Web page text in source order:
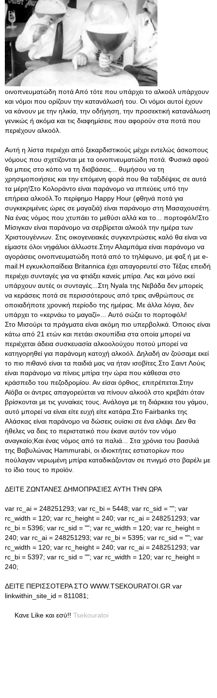
οινοπνευματώδη ποτά Από τότε που υπάρχει το αλκοόλ υπάρχουν
και νόμοι που ορίζουν την κατανάλωσή του. Οι νόμοι αυτοί έχουν
να κάνουν με την ηλικία, την οδήγηση, την προσεκτική κατανάλωση
γενικώς ή ακόμα και τις διαφημίσεις που αφορούν στα ποτά που
περιέχουν αλκοόλ.
Αυτή η λίστα περιέχει από ξεκαρδιστικούς μέχρι εντελώς άσκοπους
νόμους που σχετίζονται με τα οινοπνευματώδη ποτά. Φυσικά αφού
θα μπεις στο κόπο να τη διαβάσεις... θυμήσου να τη
χρησιμοποιήσεις και την επόμενη φορά που θα ταξιδέψεις σε αυτά
τα μέρη!Στο Κολοράντο είναι παράνομο να ιππεύεις υπό την
επήρεια αλκοόλ.Το περίφημο Happy Hour (φθηνά ποτά για
συγκεκριμένες ώρες σε μαγαζιά) είναι παράνομο στη Μασαχουσέτη.
Να ένας νόμος που χτυπάει το μεθύσι αλλά και το... πορτοφόλι!Στο
Μίσιγκαν είναι παράνομο να σερβίρεται αλκοόλ την ημέρα των
Χριστουγέννων. Στις οικογενειακές συγκεντρώσεις καλό θα είναι να
είμαστε όλοι νηφάλιοι άλλωστε.Στην Αλαμπάμα είναι παράνομο να
αγοράσεις οινοπνευματώδη ποτά από το τηλέφωνο, με φαξ ή με e-
mail.Η εγκυκλοπαίδεια Britannica έχει απαγορευτεί στο Τέξας επειδή
περιέχει συνταγές για να φτιάξει κανείς μπίρα . Λες και μόνο εκεί
υπάρχουν αυτές οι συνταγές...Στη Nyala της Νεβάδα δεν μπορείς
να κεράσεις ποτά σε περισσότερους από τρεις ανθρώπους σε
οποιαδήποτε χρονική περίοδο της ημέρας. Με άλλα λόγια, δεν
υπάρχει το «κερνάω το μαγαζί»... Αυτό σώζει το πορτοφόλι!
Στο Μισούρι τα πράγματα είναι ακόμη πιο υπερβολικά. Όποιος είναι
κάτω από 21 ετών και πετάει σκουπίδια στα οποία μπορεί να
περιέχεται άδεια συσκευασία αλκοολούχου ποτού μπορεί να
κατηγορηθεί για παράνομη κατοχή αλκοόλ. Δηλαδή αν ζούσαμε εκεί
το πιο πιθανό είναι τα παιδιά μας να ήταν ισοβίτες.Στο Σαιντ Λούις
είναι παράνομο να πίνεις μπίρα την ώρα που κάθεσαι στο
κράσπεδο του πεζοδρομίου. Αν είσαι όρθιος, επιτρέπεται.Στην
Αϊόβα οι άντρες απαγορεύεται να πίνουν αλκοόλ στο κρεβάτι όταν
βρίσκονται με τις γυναίκες τους. Ανάλογα με τη διάρκεια του γάμου,
αυτό μπορεί να είναι είτε ευχή είτε κατάρα.Στο Fairbanks της
Αλάσκας είναι παράνομο να δώσεις ουίσκι σε ένα ελάφι. Δεν θα
ήθελες να δεις το περιστατικό που έκανε αυτόν τον νόμο
αναγκαίο;Και ένας νόμος από τα παλιά... Στα χρόνια του βασιλιά
της Βαβυλώνας Hammurabi, οι ιδιοκτήτες εστιατορίων που
πούλαγαν νερωμένη μπίρα καταδικάζονταν σε πνιγμό στο βαρέλι με
το ίδιο τους το προϊόν.
ΔΕΙΤΕ ΖΩΝΤΑΝΕΣ ΔΗΜΟΠΡΑΣΙΕΣ ΑΥΤΗ ΤΗΝ ΩΡΑ
var rc_ai = 248251293; var rc_bi = 5448; var rc_sid = ""; var
rc_width = 120; var rc_height = 240; var rc_ai = 248251293; var
rc_bi = 5396; var rc_sid = ""; var rc_width = 120; var rc_height =
240; var rc_ai = 248251293; var rc_bi = 5395; var rc_sid = ""; var
rc_width = 120; var rc_height = 240; var rc_ai = 248251293; var
rc_bi = 5397; var rc_sid = ""; var rc_width = 120; var rc_height =
240;
ΔΕΙΤΕ ΠΕΡΙΣΣΟΤΕΡΑ ΣΤΟ WWW.TSEKOURATOI.GR var
linkwithin_site_id = 811081;
Κανε Like και εσύ!! Tsekouratoi